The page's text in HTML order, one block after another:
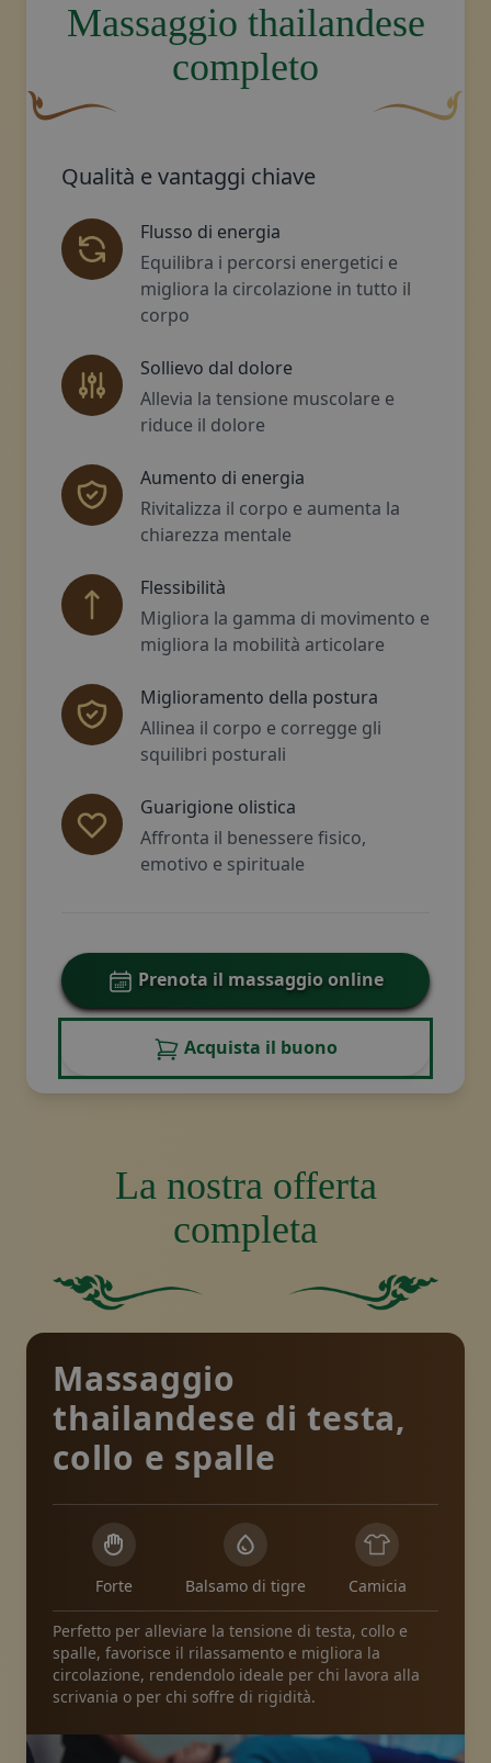
Massaggio thailandese
completo
Qualità e vantaggi chiave
Flusso di energia
Equilibra i percorsi energetici e
migliora la circolazione in tutto il
corpo
Sollievo dal dolore
Allevia la tensione muscolare e
riduce il dolore
Aumento di energia
Rivitalizza il corpo e aumenta la
chiarezza mentale
Flessibilità
Migliora la gamma di movimento e
migliora la mobilità articolare
Miglioramento della postura
Allinea il corpo e corregge gli
squilibri posturali
Guarigione olistica
Affronta il benessere fisico,
emotivo e spirituale
Prenota il massaggio online
Acquista il buono
La nostra offerta
completa
Massaggio
thailandese di testa,
collo e spalle
Forte Balsamo di tigre Camicia
Perfetto per alleviare la tensione di testa, collo e
spalle, favorisce il rilassamento e migliora la
circolazione, rendendolo ideale per chi lavora alla
scrivania o per chi soffre di rigidità.